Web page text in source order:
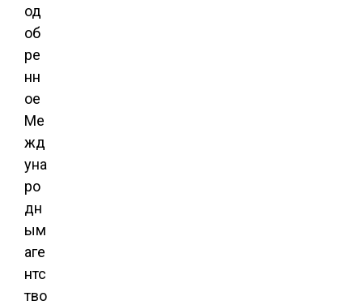
од
об
ре
нн
ое
Ме
жд
уна
ро
дн
ым
аге
нтс
тво